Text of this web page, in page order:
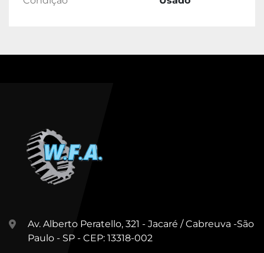
Av. Alberto Peratello, 321 - Jacaré / Cabreuva -São
Paulo - SP - CEP: 13318-002